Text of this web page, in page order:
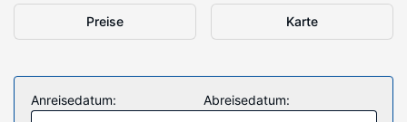
Preise Karte
Anreisedatum: Abreisedatum: